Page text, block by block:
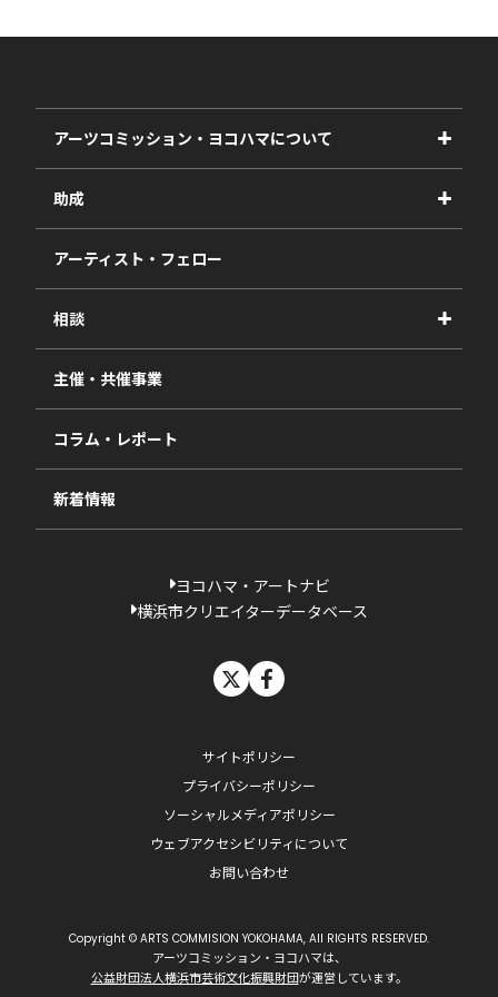
アーツコミッション・ヨコハマについて
事業紹介
事業報告書
助成
2027年度
2026年度
2025年度
2024年度
2023年度
過去の採択一覧
アーティスト・フェロー
相談
視察・ヒアリング・研究
相談依頼フォーム
主催・共催事業
コラム・レポート
新着情報
ヨコハマ・アートナビ
横浜市クリエイターデータベース
サイトポリシー
プライバシーポリシー
ソーシャルメディアポリシー
ウェブアクセシビリティについて
お問い合わせ
Copyright © ARTS COMMISION YOKOHAMA, All RIGHTS RESERVED.
アーツコミッション・ヨコハマは、
公益財団法人横浜市芸術文化振興財団が運営しています。